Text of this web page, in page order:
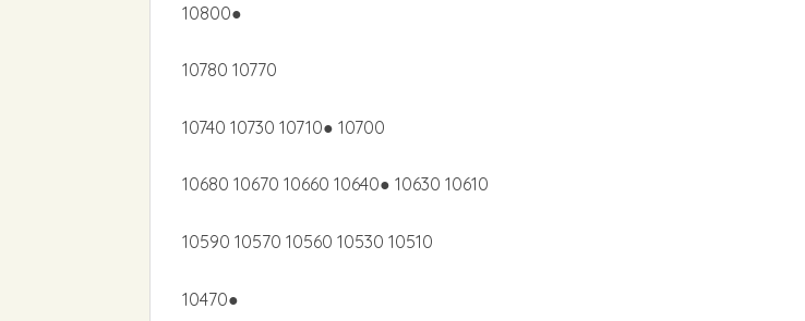
10800●
10780 10770
10740 10730 10710● 10700
10680 10670 10660 10640● 10630 10610
10590 10570 10560 10530 10510
10470●